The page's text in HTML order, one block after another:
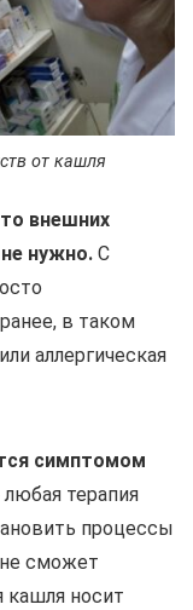
от кашля
внешних
нужно. С
в таком
аллергическая
симптомом
любая терапия
процессы
сможет
кашля носит